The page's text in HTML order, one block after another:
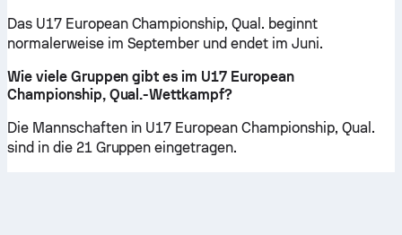
Das U17 European Championship, Qual. beginnt
normalerweise im September und endet im Juni.
Wie viele Gruppen gibt es im U17 European
Championship, Qual.-Wettkampf?
Die Mannschaften in U17 European Championship, Qual.
sind in die 21 Gruppen eingetragen.